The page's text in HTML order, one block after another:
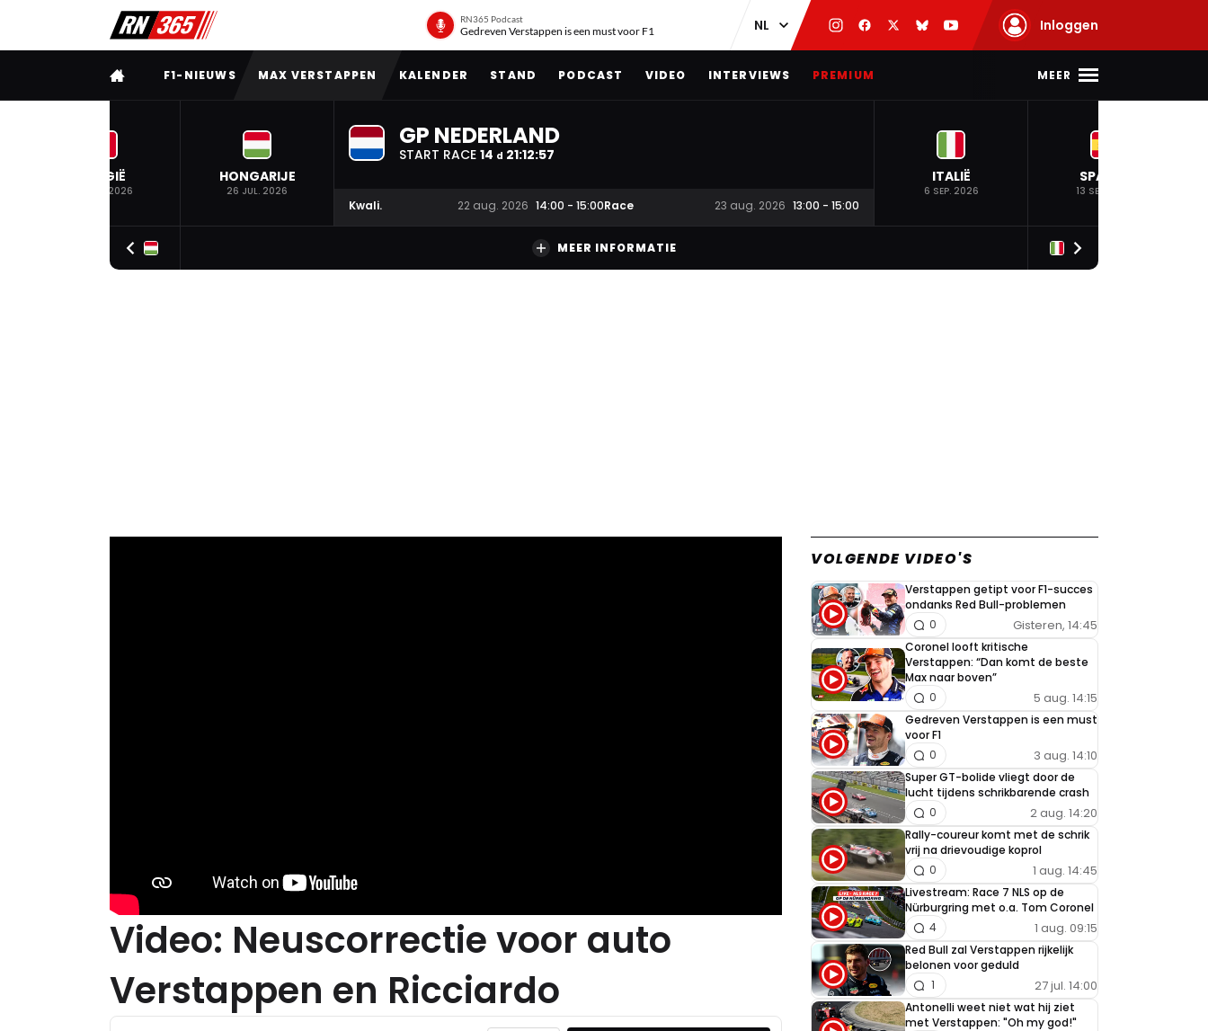
RN365 Podcast
Gedreven Verstappen is een must voor F1 Inloggen
VOLLEDIG MENU
F1-NIEUWS MAX VERSTAPPEN KALENDER STAND PODCAST VIDEO INTERVIEWS PREMIUM MEER
BELGIË
19 JUL. 2026
HONGARIJE
26 JUL. 2026
GP NEDERLAND
START RACE 14 d 21:12:56
Kwali. 22 aug. 2026 14:00 - 15:00Race 23 aug. 2026 13:00 - 15:00
ITALIË
6 SEP. 2026
SPANJE
13 SEP. 2026
MEER INFORMATIE
Video: Neuscorrectie voor auto
Verstappen en Ricciardo
VOLGENDE VIDEO'S
Verstappen getipt voor F1-succes
ondanks Red Bull-problemen
Gisteren, 14:45
0
Coronel looft kritische
Verstappen: “Dan komt de beste
Max naar boven”
5 aug. 14:15
0
Gedreven Verstappen is een must
voor F1
3 aug. 14:10
0
Super GT-bolide vliegt door de
lucht tijdens schrikbarende crash
2 aug. 14:20
0
Rally-coureur komt met de schrik
vrij na drievoudige koprol
1 aug. 14:45
0
Livestream: Race 7 NLS op de
Nürburgring met o.a. Tom Coronel
1 aug. 09:15
4
Red Bull zal Verstappen rijkelijk
belonen voor geduld
27 jul. 14:00
1
Antonelli weet niet wat hij ziet
met Verstappen: "Oh my god!"